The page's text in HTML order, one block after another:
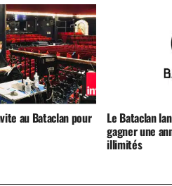
au Bataclan pour Le Bataclan
gagner une
illimités